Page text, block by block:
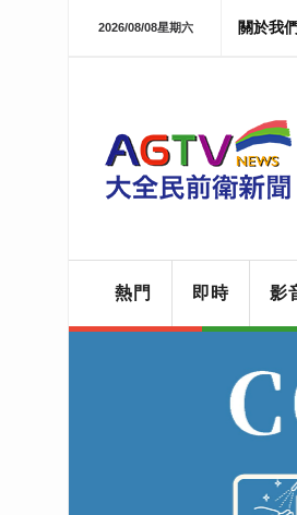
2026/08/08星期六 關於我們
熱門 即時 影